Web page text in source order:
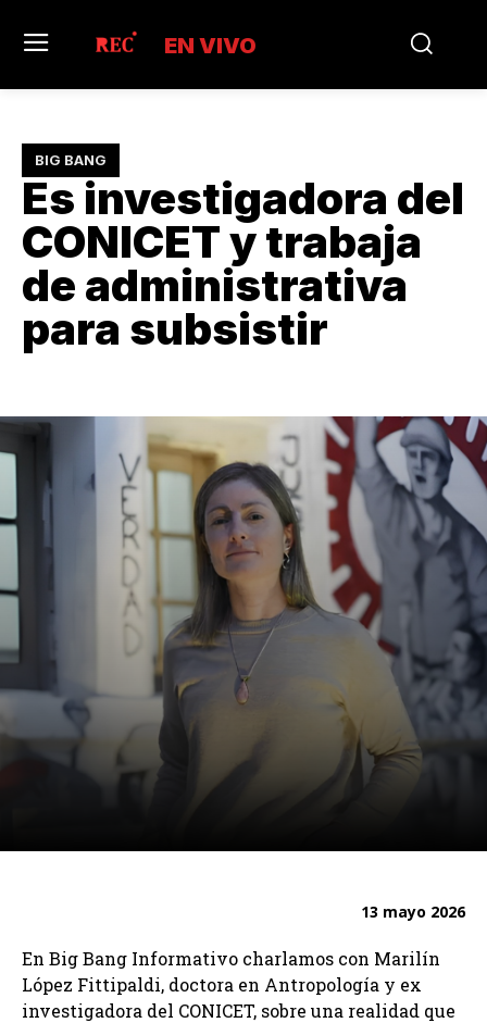
EN VIVO
BIG BANG
Es investigadora del
CONICET y trabaja
de administrativa
para subsistir
13 mayo 2026
En Big Bang Informativo charlamos con Marilín
López Fittipaldi, doctora en Antropología y ex
investigadora del CONICET, sobre una realidad que